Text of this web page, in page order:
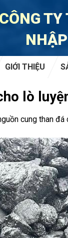
CÔNG
GIỚI THIỆU
lò
cung than